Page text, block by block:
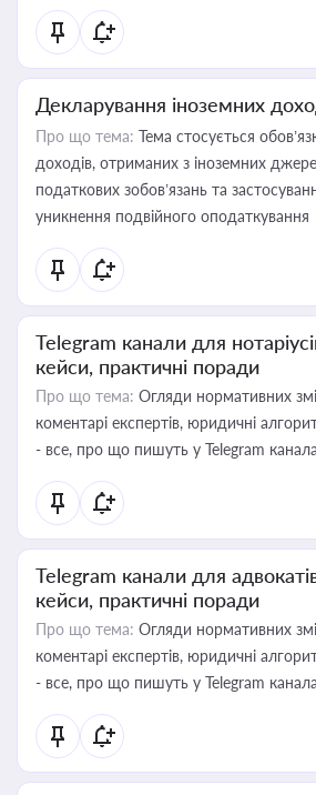
Декларування іноземних
Про що тема: Тема стосується
доходів, отриманих з іноземних
податкових зобов’язань та
уникнення подвійного оподаткування
Telegram канали для
кейси, практичні поради
Про що тема: Огляди нормативних
коментарі експертів, юридичні
- все, про що пишуть у Telegram
Telegram канали для
кейси, практичні поради
Про що тема: Огляди нормативних
коментарі експертів, юридичні
- все, про що пишуть у Telegram